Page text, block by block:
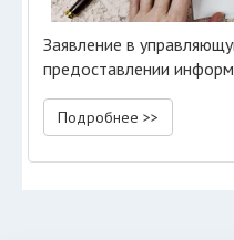
Заявление в
предоставлении
Подробнее >>